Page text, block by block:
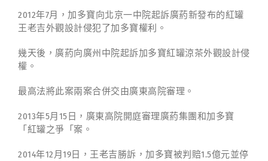
2012年7月，加多寶向北京一中院起訴廣葯新發布的紅罐
王老吉外觀設計侵犯了加多寶權利。
幾天後，廣葯向廣州中院起訴加多寶紅罐涼茶外觀設計侵
權。
最高法將此案兩案合併交由廣東高院審理。
2013年5月15日，廣東高院開庭審理廣葯集團和加多寶
「紅罐之爭「案。
2014年12月19日，王老吉勝訴，加多寶被判賠1.5億元並停